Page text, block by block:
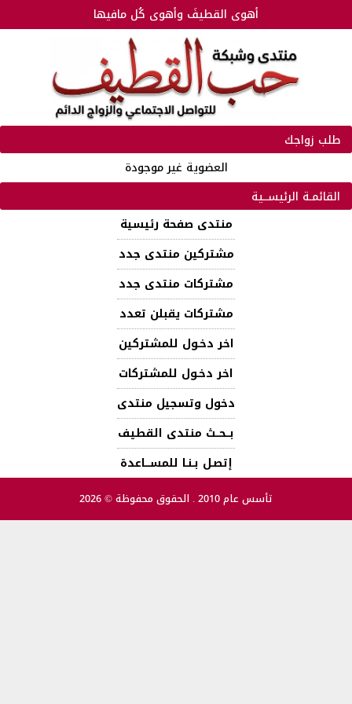
أهوى القطيفَ وأهوى كُل مافيها
طلب زواجك
العضوية غير موجودة
القائمـة الرئيســية
منتدى صفحة رئيسية
مشتركين منتدى جدد
مشتركات منتدى جدد
مشتركات يقبلن تعدد
اخر دخـول للمشتركين
اخر دخـول للمشتركات
دخول وتسجيل منتدى
بــحــث منتدى القطيف
إتصـل بـنـا للمســـاعدة
تأسس عام 2010 . الحقوق محفوظة © 2026